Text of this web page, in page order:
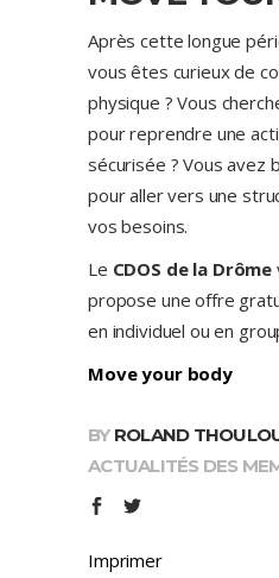
Après cette longue
vous êtes curieux de
physique ? Vous
pour reprendre une
sécurisée ? Vous avez
pour aller vers une
vos besoins.
Le CDOS de la Drôme
propose une offre
en individuel ou en
Move your body
BY ROLAND
ACTUALITÉS DES
Imprimer